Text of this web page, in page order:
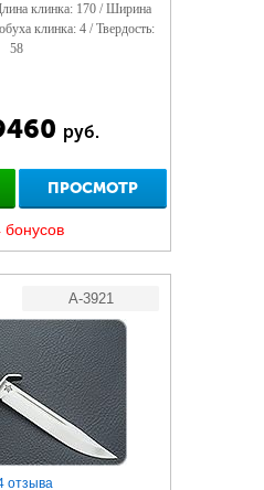
клинка: 170 / Ширина
клинка: 4 / Твердость:
58
руб.
ПРОСМОТР
бонусов
A-3921
отзыва